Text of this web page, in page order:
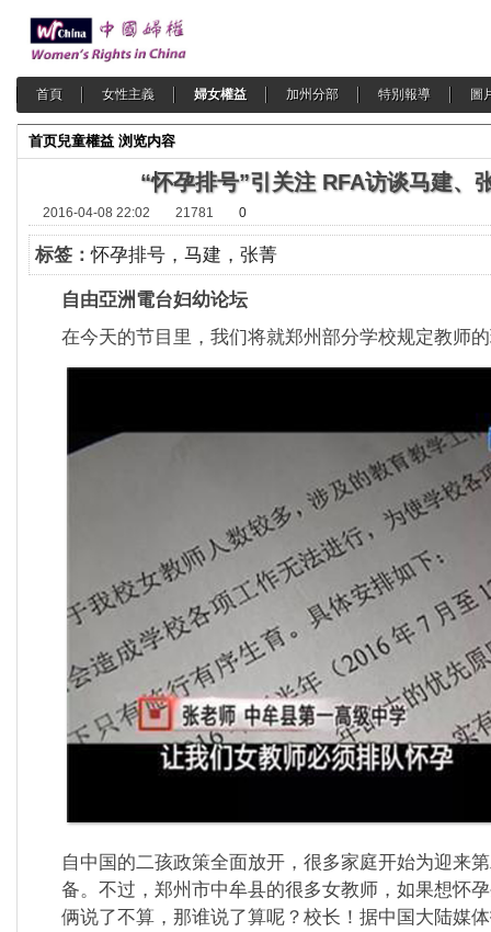
首頁 女性主義 婦女權益 加州分部 特別報導 圖
首页兒童權益 浏览内容
“怀孕排号”引关注 RFA访谈马建、
2016-04-08 22:02 21781 0
标签：怀孕排号，马建，张菁
自由亞洲電台妇幼论坛
在今天的节目里，我们将就郑州部分学校规定教师
自中国的二孩政策全面放开，很多家庭开始为迎来
备。不过，郑州市中牟县的很多女教师，如果想怀
俩说了不算，那谁说了算呢？校长！ 据中国大陆媒